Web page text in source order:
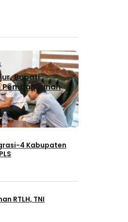
Bupati
4 Kabupaten
RTLH, TNI